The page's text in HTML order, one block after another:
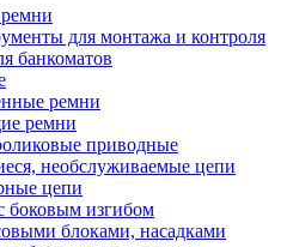
для монтажа и контроля
банкоматов
ремни
ремни
приводные
необслуживаемые цепи
цепи
боковым изгибом
блоками, насадками